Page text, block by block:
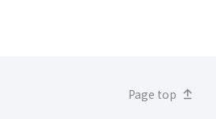
Page top